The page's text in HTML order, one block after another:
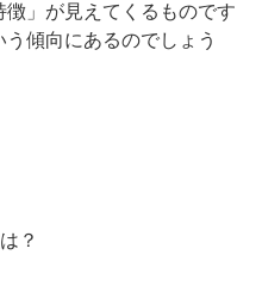
」が見えてくるものです
傾向にあるのでしょう
？